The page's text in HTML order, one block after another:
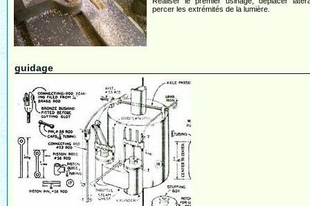
percer les extrémités de la lumière.
guidage